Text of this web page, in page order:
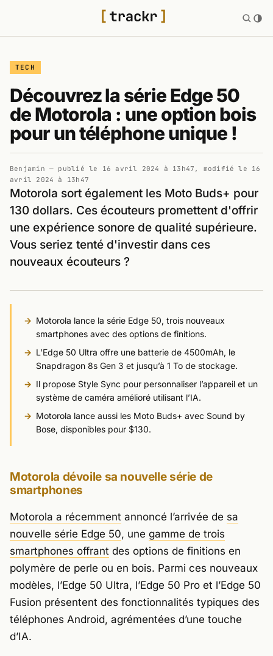
TECH
Découvrez la série Edge 50
de Motorola : une option bois
pour un téléphone unique !
Benjamin — publié le 16 avril 2024 à 13h47 , modifié le 16
avril 2024 à 13h47
Motorola sort également les Moto Buds+ pour
130 dollars. Ces écouteurs promettent d'offrir
une expérience sonore de qualité supérieure.
Vous seriez tenté d'investir dans ces
nouveaux écouteurs ?
Motorola lance la série Edge 50, trois nouveaux
smartphones avec des options de finitions.
L’Edge 50 Ultra offre une batterie de 4500mAh, le
Snapdragon 8s Gen 3 et jusqu’à 1 To de stockage.
Il propose Style Sync pour personnaliser l’appareil et un
système de caméra amélioré utilisant l’IA.
Motorola lance aussi les Moto Buds+ avec Sound by
Bose, disponibles pour $130.
Motorola dévoile sa nouvelle série de
smartphones
Motorola a récemment annoncé l’arrivée de sa
nouvelle série Edge 50, une gamme de trois
smartphones offrant des options de finitions en
polymère de perle ou en bois. Parmi ces nouveaux
modèles, l’Edge 50 Ultra, l’Edge 50 Pro et l’Edge 50
Fusion présentent des fonctionnalités typiques des
téléphones Android, agrémentées d’une touche
d’IA.